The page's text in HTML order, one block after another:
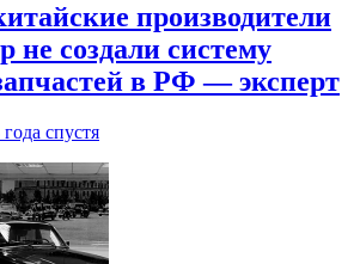
производители
не создали систему
в РФ — эксперт
года спустя